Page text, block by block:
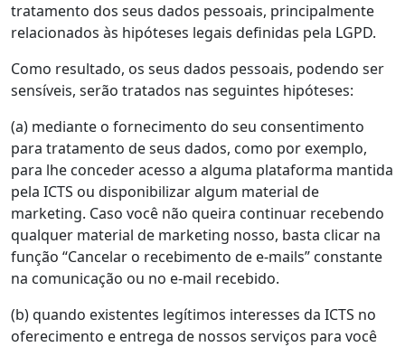
tratamento dos seus dados pessoais, principalmente
relacionados às hipóteses legais definidas pela LGPD.
Como resultado, os seus dados pessoais, podendo ser
sensíveis, serão tratados nas seguintes hipóteses:
(a) mediante o fornecimento do seu consentimento
para tratamento de seus dados, como por exemplo,
para lhe conceder acesso a alguma plataforma mantida
pela ICTS ou disponibilizar algum material de
marketing. Caso você não queira continuar recebendo
qualquer material de marketing nosso, basta clicar na
função “Cancelar o recebimento de e-mails” constante
na comunicação ou no e-mail recebido.
(b) quando existentes legítimos interesses da ICTS no
oferecimento e entrega de nossos serviços para você